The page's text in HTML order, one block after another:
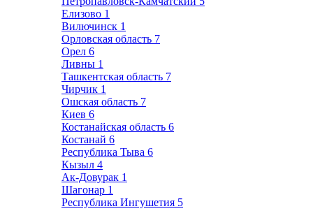
Елизово 1
Вилючинск 1
Орловская область 7
Орел 6
Ливны 1
Ташкентская область 7
Чирчик 1
Ошская область 7
Киев 6
Костанайская область 6
Костанай 6
Республика Тыва 6
Кызыл 4
Ак-Довурак 1
Шагонар 1
Республика Ингушетия 5